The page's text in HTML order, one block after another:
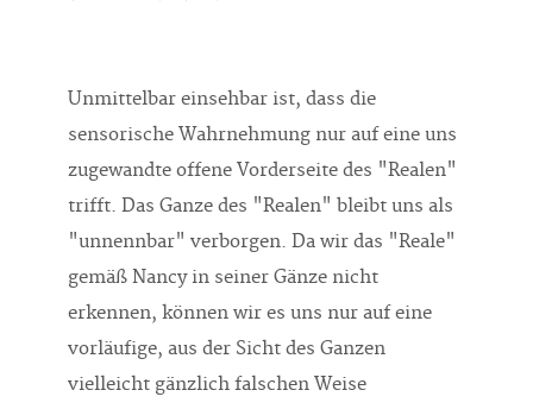
sensorische Wahrnehmung nur auf eine uns
zugewandte offene Vorderseite des "Realen"
trifft. Das Ganze des "Realen" bleibt uns als
"unnennbar" verborgen. Da wir das "Reale"
gemäß Nancy in seiner Gänze nicht
erkennen, können wir es uns nur auf eine
vorläufige, aus der Sicht des Ganzen
vielleicht gänzlich falschen Weise
erschließen bzw. benennen.